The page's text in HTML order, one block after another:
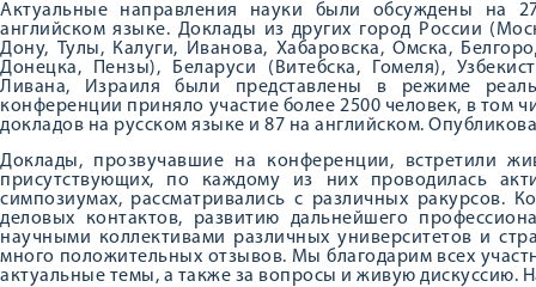
Актуальные направления науки были обсуждены на
английском языке. Доклады из других город России
Дону, Тулы, Калуги, Иванова, Хабаровска, Омска,
Донецка, Пензы), Беларуси (Витебска, Гомеля),
Ливана, Израиля были представлены в режиме
конференции приняло участие более 2500 человек, в том
докладов на русском языке и 87 на английском.
Доклады, прозвучавшие на конференции, встретили
присутствующих, по каждому из них проводилась
симпозиумах, рассматривались с различных ракурсов.
деловых контактов, развитию дальнейшего
научными коллективами различных университетов и
много положительных отзывов. Мы благодарим всех
актуальные темы, а также за вопросы и живую дискуссию.